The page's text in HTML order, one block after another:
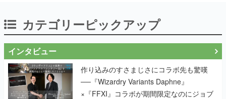
カテゴリーピックアップ
インタビュー
作り込みのすさまじさにコラボ先も驚嘆
──『Wizardry Variants Daphne』
×『FFXI』コラボが期間限定なのにジョブ